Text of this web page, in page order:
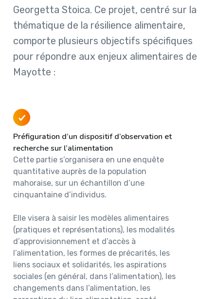
Georgetta Stoica. Ce projet, centré sur la
thématique de la résilience alimentaire,
comporte plusieurs objectifs spécifiques
pour répondre aux enjeux alimentaires de
Mayotte :
Préfiguration d’un dispositif d’observation et
recherche sur l’alimentation
Cette partie s’organisera en une enquête
quantitative auprès de la population
mahoraise, sur un échantillon d’une
cinquantaine d’individus.
Elle visera à saisir les modèles alimentaires
(pratiques et représentations), les modalités
d’approvisionnement et d’accès à
l’alimentation, les formes de précarités, les
liens sociaux et solidarités, les aspirations
sociales (en général, dans l’alimentation), les
changements dans l’alimentation, les